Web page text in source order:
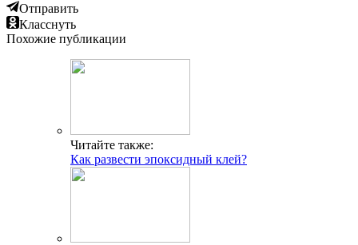
Отправить
Класснуть
Похожие публикации
Читайте также:
Как развести эпоксидный клей?